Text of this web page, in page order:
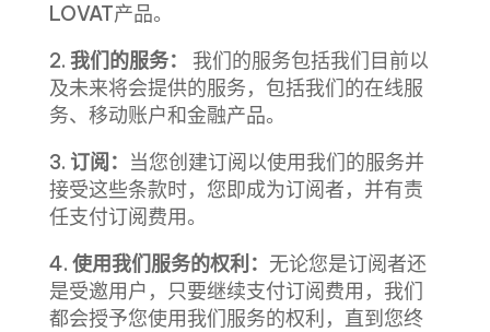
LOVAT产品。
2. 我们的服务： 我们的服务包括我们目前以
及未来将会提供的服务，包括我们的在线服
务、移动账户和金融产品。
3. 订阅： 当您创建订阅以使用我们的服务并
接受这些条款时，您即成为订阅者，并有责
任支付订阅费用。
4. 使用我们服务的权利： 无论您是订阅者还
是受邀用户，只要继续支付订阅费用， 我们
都会授予您使用我们服务的权利， 直到您终